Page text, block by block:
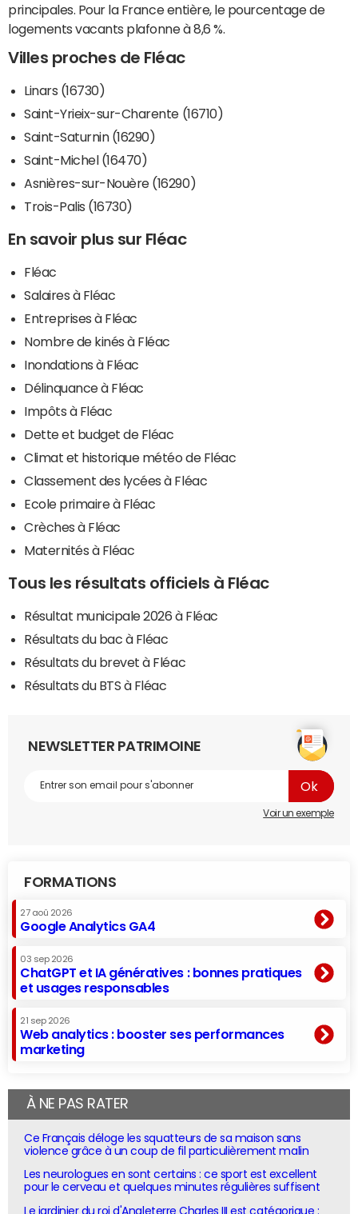
principales. Pour la France entière, le pourcentage de
logements vacants plafonne à 8,6 %.
Villes proches de Fléac
Linars (16730)
Saint-Yrieix-sur-Charente (16710)
Saint-Saturnin (16290)
Saint-Michel (16470)
Asnières-sur-Nouère (16290)
Trois-Palis (16730)
En savoir plus sur Fléac
Fléac
Salaires à Fléac
Entreprises à Fléac
Nombre de kinés à Fléac
Inondations à Fléac
Délinquance à Fléac
Impôts à Fléac
Dette et budget de Fléac
Climat et historique météo de Fléac
Classement des lycées à Fléac
Ecole primaire à Fléac
Crèches à Fléac
Maternités à Fléac
Tous les résultats officiels à Fléac
Résultat municipale 2026 à Fléac
Résultats du bac à Fléac
Résultats du brevet à Fléac
Résultats du BTS à Fléac
NEWSLETTER PATRIMOINE
Voir un exemple
FORMATIONS
27 aoû 2026
Google Analytics GA4
03 sep 2026
ChatGPT et IA génératives : bonnes pratiques
et usages responsables
21 sep 2026
Web analytics : booster ses performances
marketing
À NE PAS RATER
Ce Français déloge les squatteurs de sa maison sans
violence grâce à un coup de fil particulièrement malin
Les neurologues en sont certains : ce sport est excellent
pour le cerveau et quelques minutes régulières suffisent
Le jardinier du roi d'Angleterre Charles III est catégorique :